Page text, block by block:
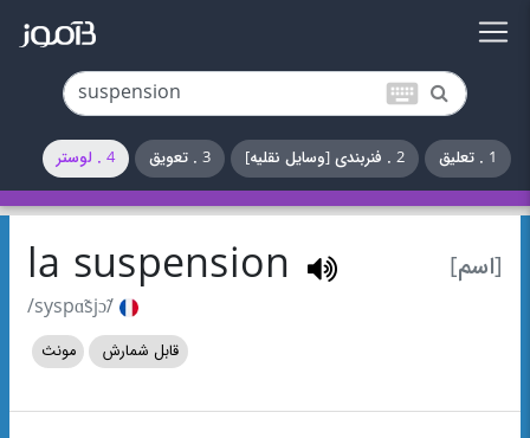
keyboard
1 . تعلیق 2 . فنربندی [وسایل نقلیه] 3 . تعویق 4 . لوستر
[اسم] la suspension
/syspɑ̃sjɔ̃/
قابل شمارش مونث